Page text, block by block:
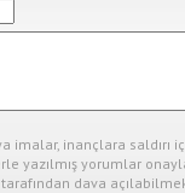
imalar, inançlara saldırı
yazılmış yorumlar
dava